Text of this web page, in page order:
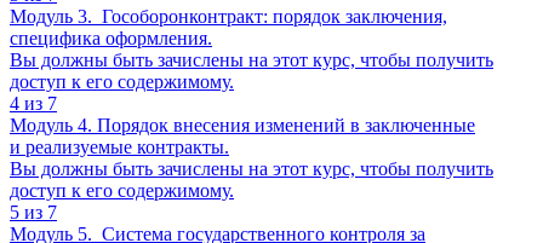
Модуль 3. Гособоронконтракт: порядок заключения,
специфика оформления.
Вы должны быть зачислены на этот курс, чтобы получить
доступ к его содержимому.
4 из 7
Модуль 4. Порядок внесения изменений в заключенные
и реализуемые контракты.
Вы должны быть зачислены на этот курс, чтобы получить
доступ к его содержимому.
5 из 7
Модуль 5. Система государственного контроля за